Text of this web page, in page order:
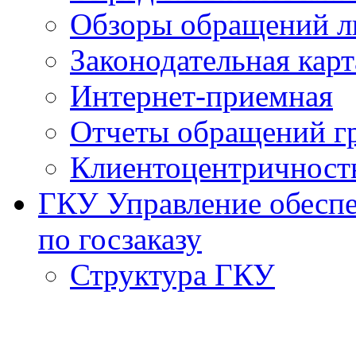
Обзоры обращений
Законодательная
Интернет-приемная
Отчеты обращений
ГКУ Управление
по госзаказу
Структура ГКУ